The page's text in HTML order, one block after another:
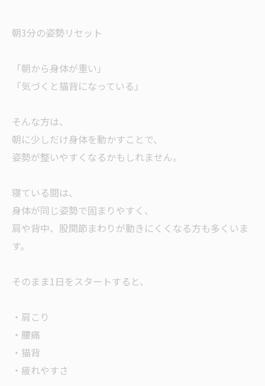
朝3分の姿勢リセット
「朝から身体が重い」
「気づくと猫背になっている」
そんな方は、
朝に少しだけ身体を動かすことで、
姿勢が整いやすくなるかもしれません。
寝ている間は、
身体が同じ姿勢で固まりやすく、
肩や背中、股関節まわりが動きにくくなる方も多くいま
す。
そのまま1日をスタートすると、
・肩こり
・腰痛
・猫背
・疲れやすさ